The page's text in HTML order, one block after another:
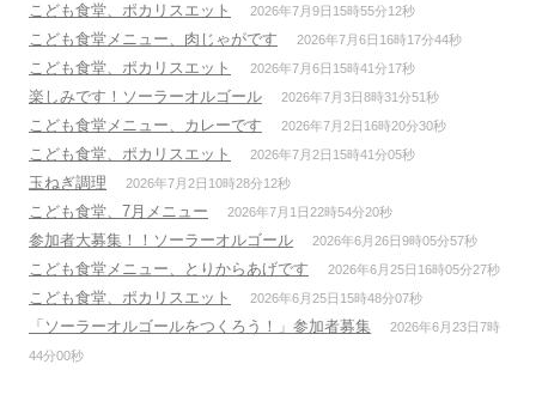
こども食堂、ポカリスエット 2026年7月9日15時55分12秒
こども食堂メニュー、肉じゃがです 2026年7月6日16時17分44秒
こども食堂、ポカリスエット 2026年7月6日15時41分17秒
楽しみです！ソーラーオルゴール 2026年7月3日8時31分51秒
こども食堂メニュー、カレーです 2026年7月2日16時20分30秒
こども食堂、ポカリスエット 2026年7月2日15時41分05秒
玉ねぎ調理 2026年7月2日10時28分12秒
こども食堂、7月メニュー 2026年7月1日22時54分20秒
参加者大募集！！ソーラーオルゴール 2026年6月26日9時05分57秒
こども食堂メニュー、とりからあげです 2026年6月25日16時05分27秒
こども食堂、ポカリスエット 2026年6月25日15時48分07秒
「ソーラーオルゴールをつくろう！」参加者募集
2026年6月23日7時
44分00秒